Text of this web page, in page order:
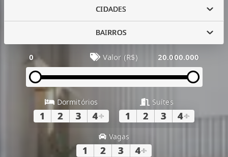
CIDADES
BAIRROS
0 Valor (R$) 20.000.000
Dormitórios
1 2 3 4+
Suítes
1 2 3 4+
Vagas
1 2 3 4+